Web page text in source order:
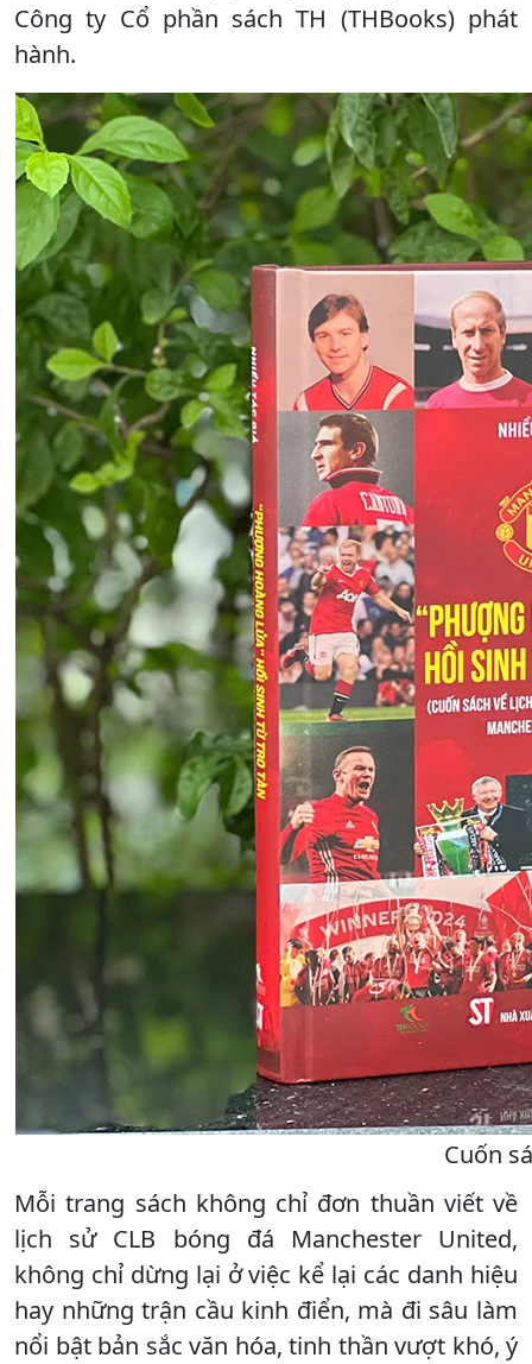
Công ty Cổ phần sách TH (THBooks) phát
hành.
Cuốn
Mỗi trang sách không chỉ đơn thuần viết về
lịch sử CLB bóng đá Manchester United,
không chỉ dừng lại ở việc kể lại các danh hiệu
hay những trận cầu kinh điển, mà đi sâu làm
nổi bật bản sắc văn hóa, tinh thần vượt khó, ý